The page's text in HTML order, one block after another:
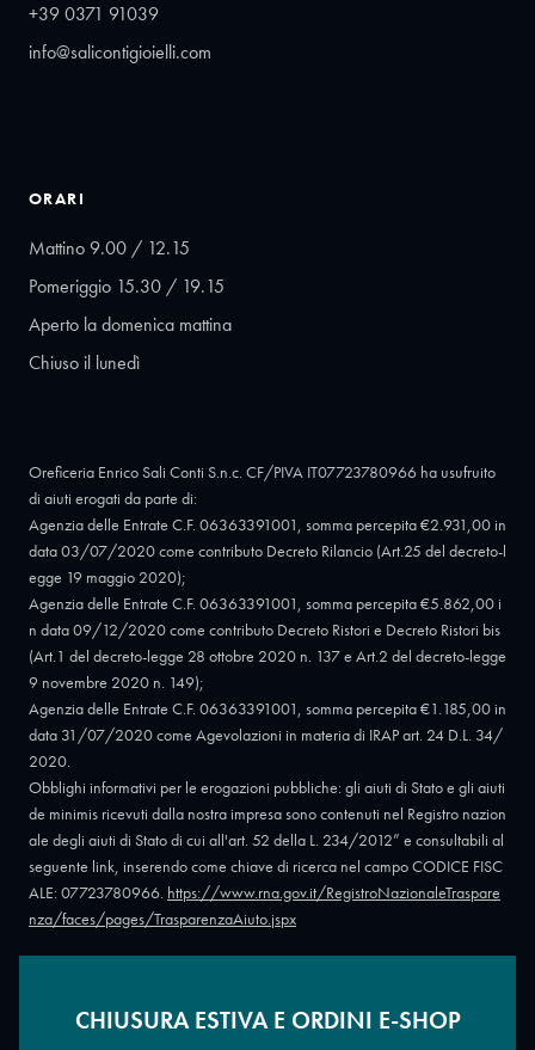
+39 0371 91039
info@salicontigioielli.com
ORARI
Mattino 9.00 / 12.15
Pomeriggio 15.30 / 19.15
Aperto la domenica mattina
Chiuso il lunedì
Oreficeria Enrico Sali Conti S.n.c. CF/PIVA IT07723780966 ha usufruito
di aiuti erogati da parte di:
Agenzia delle Entrate C.F. 06363391001, somma percepita €2.931,00 in
data 03/07/2020 come contributo Decreto Rilancio (Art.25 del decreto-l
egge 19 maggio 2020);
Agenzia delle Entrate C.F. 06363391001, somma percepita €5.862,00 i
n data 09/12/2020 come contributo Decreto Ristori e Decreto Ristori bis
(Art.1 del decreto-legge 28 ottobre 2020 n. 137 e Art.2 del decreto-legge
9 novembre 2020 n. 149);
Agenzia delle Entrate C.F. 06363391001, somma percepita €1.185,00 in
data 31/07/2020 come Agevolazioni in materia di IRAP art. 24 D.L. 34/
2020.
Obblighi informativi per le erogazioni pubbliche: gli aiuti di Stato e gli aiuti
de minimis ricevuti dalla nostra impresa sono contenuti nel Registro nazion
ale degli aiuti di Stato di cui all'art. 52 della L. 234/2012” e consultabili al
seguente link, inserendo come chiave di ricerca nel campo CODICE FISC
ALE: 07723780966. https://www.rna.gov.it/RegistroNazionaleTraspare
nza/faces/pages/TrasparenzaAiuto.jspx
Copyright © 2026 - Oreficeria Enrico Sali Conti e C. snc - Partita IVA
CHIUSURA ESTIVA E ORDINI E-SHOP